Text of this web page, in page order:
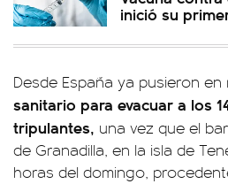
inició su
Desde España ya pusieron
sanitario para evacuar a los
tripulantes, una vez que el
de Granadilla, en la isla de
horas del domingo,